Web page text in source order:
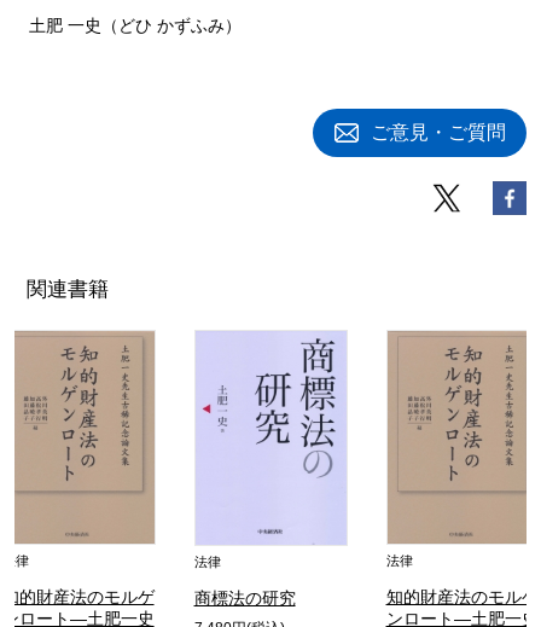
土肥 一史（どひ かずふみ）
ご意見・ご質問
関連書籍
法律
知的財産法のモルゲ
ンロート―土肥一史
法律
商標法の研究
法律
知的財産法のモルゲ
ンロート―土肥一史